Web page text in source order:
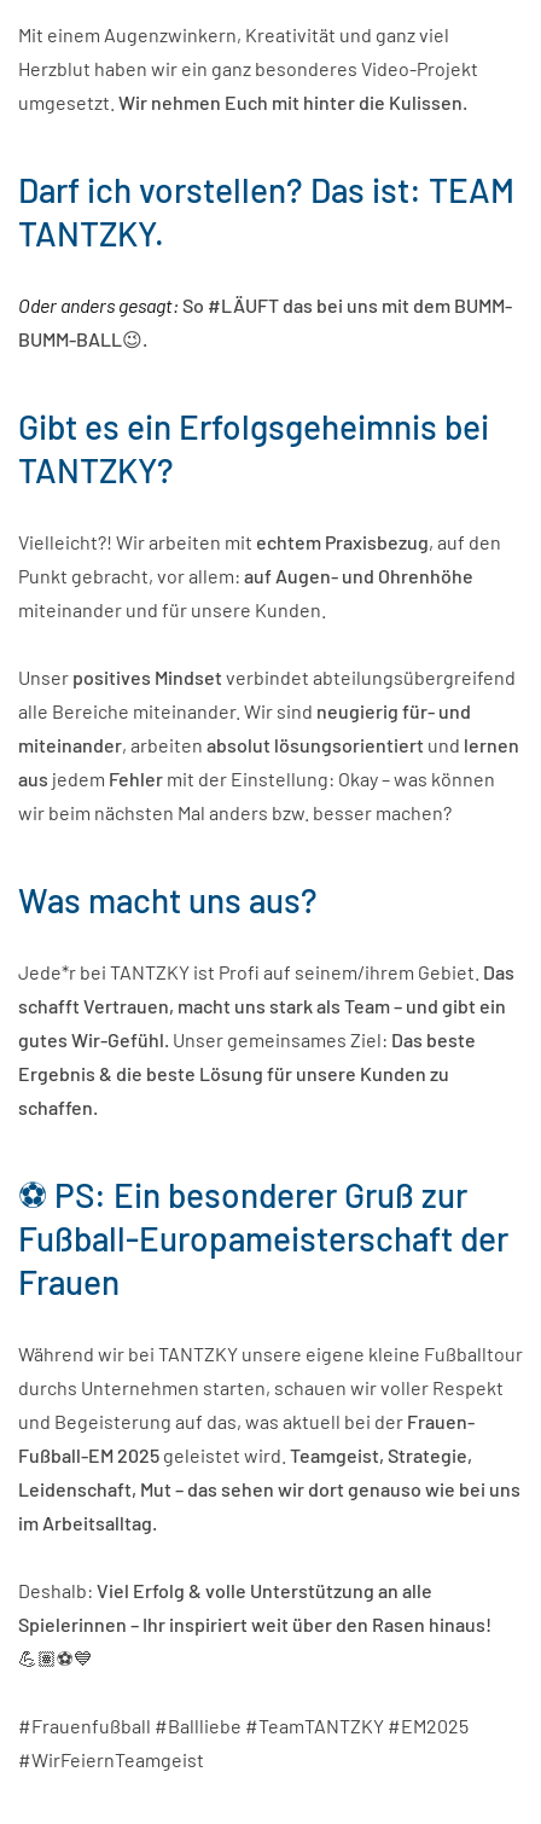
Mit einem Augenzwinkern, Kreativität und ganz viel
Herzblut haben wir ein ganz besonderes Video-Projekt
umgesetzt. Wir nehmen Euch mit hinter die Kulissen.
Darf ich vorstellen? Das ist: TEAM
TANTZKY.
Oder anders gesagt: So #LÄUFT das bei uns mit dem BUMM-
BUMM-BALL😉.
Gibt es ein Erfolgsgeheimnis bei
TANTZKY?
Vielleicht?! Wir arbeiten mit echtem Praxisbezug, auf den
Punkt gebracht, vor allem: auf Augen- und Ohrenhöhe
miteinander und für unsere Kunden.
Unser positives Mindsetverbindet abteilungsübergreifend
alle Bereiche miteinander. Wir sind neugierig für- und
miteinander, arbeiten absolut lösungsorientiert und lernen
aus jedem Fehler mit der Einstellung: Okay – was können
wir beim nächsten Mal anders bzw. besser machen?
Was macht uns aus?
Jede*r bei TANTZKY ist Profi auf seinem/ihrem Gebiet. Das
schafft Vertrauen, macht uns stark als Team – und gibt ein
gutes Wir-Gefühl. Unser gemeinsames Ziel: Das beste
Ergebnis & die beste Lösung für unsere Kunden zu
schaffen.
⚽ PS: Ein besonderer Gruß zur
Fußball-Europameisterschaft der
Frauen
Während wir bei TANTZKY unsere eigene kleine Fußballtour
durchs Unternehmen starten, schauen wir voller Respekt
und Begeisterung auf das, was aktuell bei der Frauen-
Fußball-EM 2025 geleistet wird. Teamgeist, Strategie,
Leidenschaft, Mut – das sehen wir dort genauso wie bei uns
im Arbeitsalltag.
Deshalb: Viel Erfolg & volle Unterstützung an alle
Spielerinnen – Ihr inspiriert weit über den Rasen hinaus!
💪🏽⚽💙
#Frauenfußball #Ballliebe #TeamTANTZKY #EM2025
#WirFeiernTeamgeist